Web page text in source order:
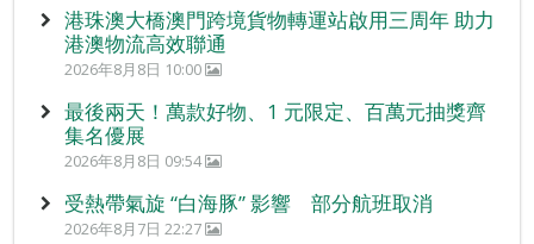
港珠澳大橋澳門跨境貨物轉運站啟用三周年 助力
港澳物流高效聯通
2026年8月8日 10:00
最後兩天！萬款好物、1 元限定、百萬元抽獎齊
集名優展
2026年8月8日 09:54
受熱帶氣旋 “白海豚” 影響 部分航班取消
2026年8月7日 22:27